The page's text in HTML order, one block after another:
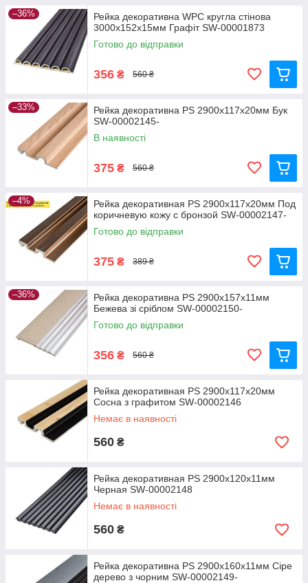
–36%
Рейка декоративна WPC кругла стінова
3000х152х15мм Графіт SW-00001873
Готово до відправки
356 ₴ 560 ₴
–33%
Рейка декоративна PS 2900х117х20мм Бук
SW-00002145-
В наявності
375 ₴ 560 ₴
–4%
Рейка декоративная PS 2900х117х20мм Под
коричневую кожу с бронзой SW-00002147-
Готово до відправки
375 ₴ 389 ₴
–36%
Рейка декоративна PS 2900х157х11мм
Бежева зі сріблом SW-00002150-
Готово до відправки
356 ₴ 560 ₴
Рейка декоративная PS 2900х117х20мм
Сосна з графитом SW-00002146
Немає в наявності
560 ₴
Рейка декоративная PS 2900х120х11мм
Черная SW-00002148
Немає в наявності
560 ₴
Рейка декоративна PS 2900х160х11мм Сіре
дерево з чорним SW-00002149-